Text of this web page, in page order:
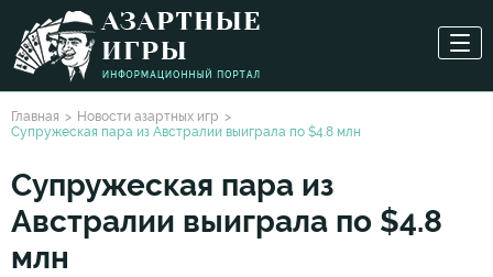
Главная
Новости азартных игр
Супружеская пара из Австралии выиграла по $4.8 млн
Супружеская пара из
Австралии выиграла по $4.8
млн